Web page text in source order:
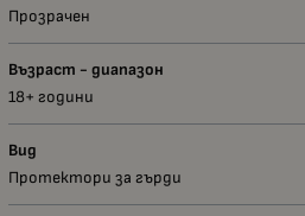
Прозрачен
Възраст - диапазон
18+ години
Вид
Протектори за гърди